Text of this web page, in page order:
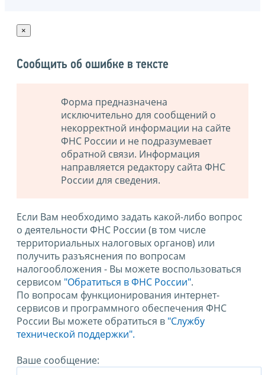
×
Сообщить об ошибке в тексте
Форма предназначена
исключительно для сообщений о
некорректной информации на сайте
ФНС России и не подразумевает
обратной связи. Информация
направляется редактору сайта ФНС
России для сведения.
Если Вам необходимо задать какой-либо вопрос
о деятельности ФНС России (в том числе
территориальных налоговых органов) или
получить разъяснения по вопросам
налогообложения - Вы можете воспользоваться
сервисом "Обратиться в ФНС России".
По вопросам функционирования интернет-
сервисов и программного обеспечения ФНС
России Вы можете обратиться в "Службу
технической поддержки".
Ваше сообщение: